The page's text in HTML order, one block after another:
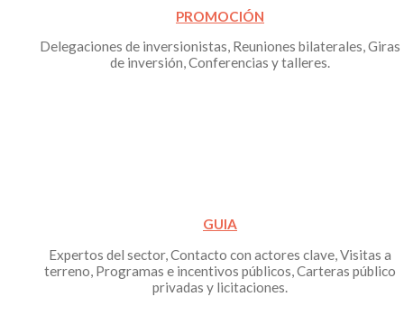
PROMOCIÓN
Delegaciones de inversionistas, Reuniones bilaterales, Giras
de inversión, Conferencias y talleres.
GUIA
Expertos del sector, Contacto con actores clave, Visitas a
terreno, Programas e incentivos públicos, Carteras público
privadas y licitaciones.